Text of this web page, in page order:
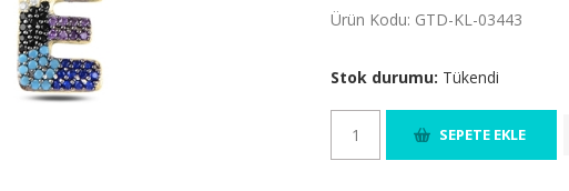
Ürün Kodu: GTD-KL-03443
Stok durumu: Tükendi